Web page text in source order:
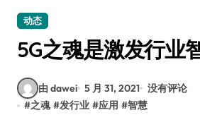
动态
5G之魂是激发行业
由 dawei 5 月 31, 2021 没有评论
#之魂 #发行业 #应用 #智慧